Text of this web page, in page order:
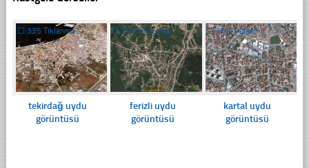
☐ 335 Tıklanma
tekirdağ uydu
görüntüsü
☐ 249 Tıklanma
ferizli uydu
görüntüsü
☐345 Tıklanma
kartal uydu
görüntüsü